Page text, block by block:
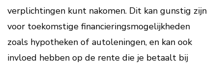
verplichtingen kunt nakomen. Dit kan gunstig zijn
voor toekomstige financieringsmogelijkheden
zoals hypotheken of autoleningen, en kan ook
invloed hebben op de rente die je betaalt bij